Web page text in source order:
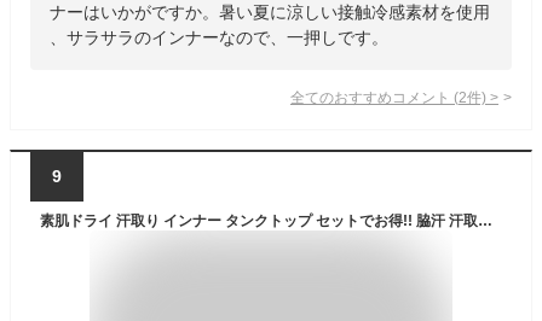
ナーはいかがですか。暑い夏に涼しい接触冷感素材を使用
、サラサラのインナーなので、一押しです。
全てのおすすめコメント (2件) >
9
素肌ドライ 汗取り インナー タンクトップ セットでお得!! 脇汗 汗取り インナーシャツ パッド付き レディース 女性 30代 40代 50代 60代 婦人 春夏 汗染み 防止 汗 対策 ノースリーブ シャツ 綿混 汗とり パット付き 吸汗速乾 送料無料 白鷺ニット S5021B-RT